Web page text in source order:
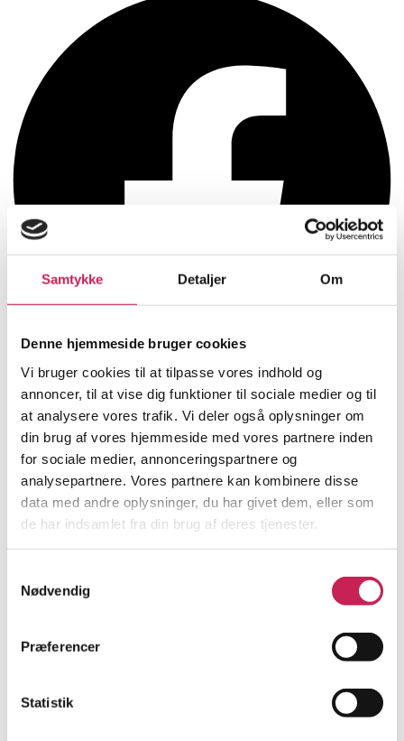
Samtykke Detaljer Om
Denne hjemmeside bruger cookies
Vi bruger cookies til at tilpasse vores indhold og
annoncer, til at vise dig funktioner til sociale medier og til
at analysere vores trafik. Vi deler også oplysninger om
din brug af vores hjemmeside med vores partnere inden
for sociale medier, annonceringspartnere og
analysepartnere. Vores partnere kan kombinere disse
data med andre oplysninger, du har givet dem, eller som
de har indsamlet fra din brug af deres tjenester.
Nødvendig
Præferencer
Statistik